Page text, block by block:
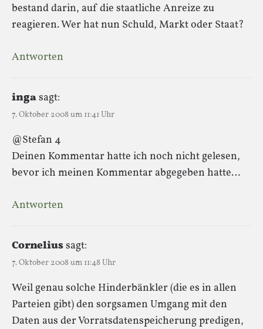
bestand darin, auf die staatliche Anreize zu
reagieren. Wer hat nun Schuld, Markt oder Staat?
Antworten
ingasagt:
7. Oktober 2008 um 11:41 Uhr
@Stefan 4
Deinen Kommentar hatte ich noch nicht gelesen,
bevor ich meinen Kommentar abgegeben hatte…
Antworten
Corneliussagt:
7. Oktober 2008 um 11:48 Uhr
Weil genau solche Hinderbänkler (die es in allen
Parteien gibt) den sorgsamen Umgang mit den
Daten aus der Vorratsdatenspeicherung predigen,